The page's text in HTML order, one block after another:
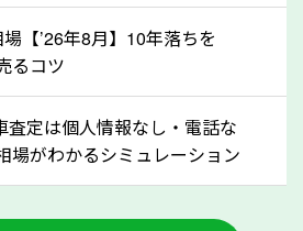
きをしたほうが良いでしょう。
金の扱いについて確認し
動車税の還付金を受け取ること
す。廃車買取業者の中には、還
ない業者もあります。廃車査定
【’26年8月】10年落ちを
るコツ
査定は個人情報なし・電話な
場がわかるシミュレーション